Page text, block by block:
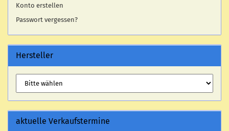
Konto erstellen
Passwort vergessen?
Hersteller
aktuelle Verkaufstermine